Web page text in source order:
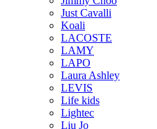
Just Cavalli
Koali
LACOSTE
LAMY
LAPO
Laura Ashley
LEVIS
Life kids
Lightec
Liu Jo